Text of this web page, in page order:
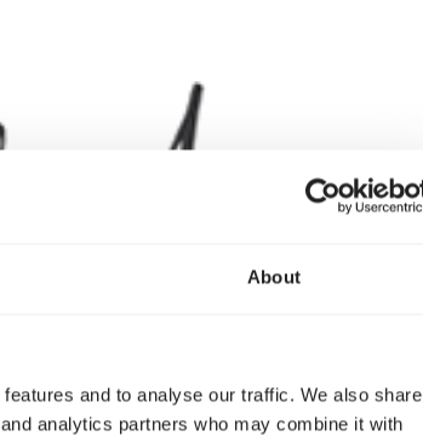
About
and to analyse our traffic. We also share
analytics partners who may combine it with